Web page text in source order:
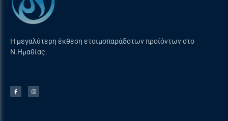
eu.info@napoleon.com
Η μεγαλύτερη έκθεση ετοιμοπαράδοτων προϊόντων στο
Ν.Ημαθίας.